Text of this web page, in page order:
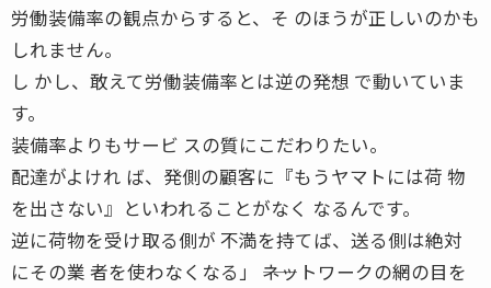
労働装備率の観点からすると、そ のほうが正しいのかも
しれません。
し かし、敢えて労働装備率とは逆の発想 で動いていま
す。
装備率よりもサービ スの質にこだわりたい。
配達がよけれ ば、発側の顧客に『もうヤマトには荷 物
を出さない』といわれることがなく なるんです。
逆に荷物を受け取る側が 不満を持てば、送る側は絶対
にその業 者を使わなくなる」 ――ネットワークの網の目を